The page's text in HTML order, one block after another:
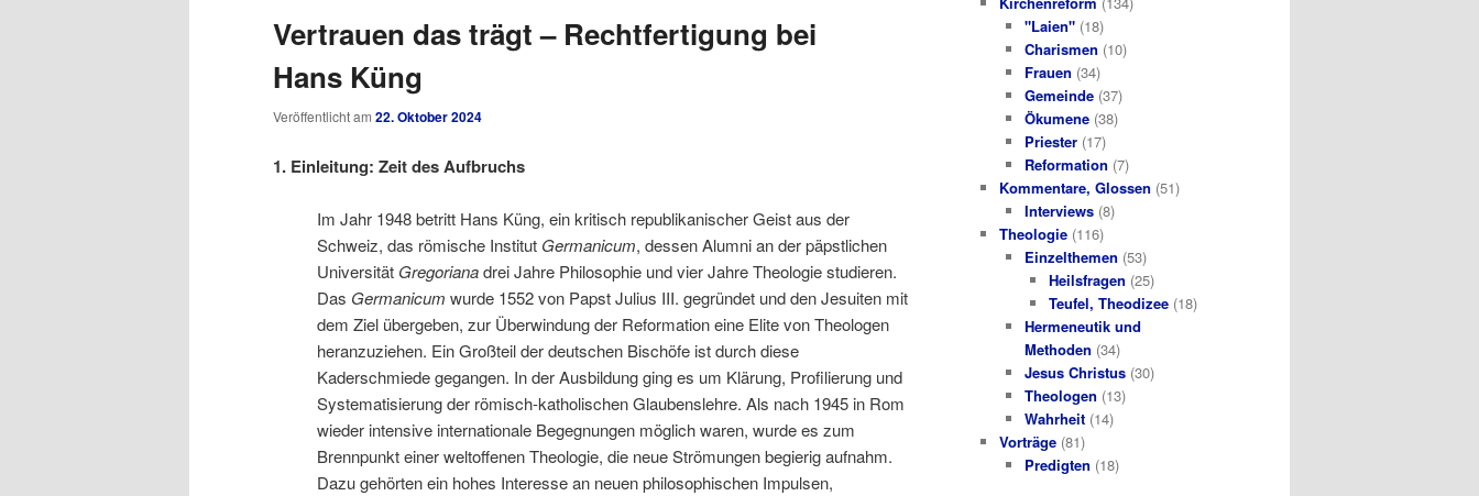
Vertrauen das trägt – Rechtfertigung bei
Hans Küng
Veröffentlicht am 22. Oktober 2024
1. Einleitung: Zeit des Aufbruchs
Im Jahr 1948 betritt Hans Küng, ein kritisch republikanischer Geist aus der
Schweiz, das römische Institut Germanicum, dessen Alumni an der päpstlichen
Universität Gregorianadrei Jahre Philosophie und vier Jahre Theologie studieren.
Das Germanicum wurde 1552 von Papst Julius III. gegründet und den Jesuiten mit
dem Ziel übergeben, zur Überwindung der Reformation eine Elite von Theologen
heranzuziehen. Ein Großteil der deutschen Bischöfe ist durch diese
Kaderschmiede gegangen. In der Ausbildung ging es um Klärung, Profilierung und
Systematisierung der römisch-katholischen Glaubenslehre. Als nach 1945 in Rom
wieder intensive internationale Begegnungen möglich waren, wurde es zum
Brennpunkt einer weltoffenen Theologie, die neue Strömungen begierig aufnahm.
Dazu gehörten ein hohes Interesse an neuen philosophischen Impulsen,
"Laien"(18)
Charismen (10)
Frauen (34)
Gemeinde(37)
Ökumene(38)
Priester(17)
Reformation (7)
Kommentare, Glossen (51)
Interviews(8)
Theologie (116)
Einzelthemen (53)
Heilsfragen (25)
Teufel, Theodizee (18)
Hermeneutik und
Methoden (34)
Jesus Christus(30)
Theologen (13)
Wahrheit(14)
Vorträge (81)
Predigten (18)